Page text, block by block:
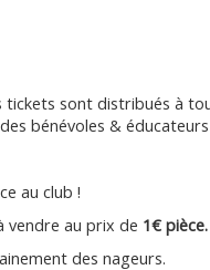
tickets sont distribués à
bénévoles & éducateurs
au club !
vendre au prix de 1€ pièce.
des nageurs.